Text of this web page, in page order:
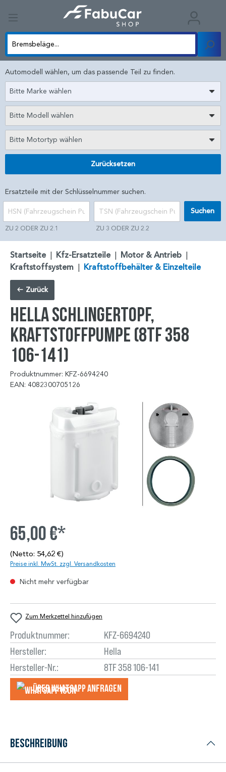
Automodell wählen, um das passende Teil zu finden.
Bitte Marke wählen
Bitte Modell wählen
Bitte Motortyp wählen
Zurücksetzen
Ersatzteile mit der Schlüsselnummer suchen.
ZU 2 ODER ZU 2.1 ZU 3 ODER ZU 2.2
Suchen
Startseite | Kfz-Ersatzteile | Motor & Antrieb |
Kraftstoffsystem | Kraftstoffbehälter & Einzelteile
Zurück
HELLA Schlingertopf,
Kraftstoffpumpe (8TF 358
106-141)
Produktnummer: KFZ-6694240
EAN: 4082300705126
65,00 €*
(Netto: 54,62 €)
Preise inkl. MwSt. zzgl. Versandkosten
Nicht mehr verfügbar
Zum Merkzettel hinzufügen
Produktnummer:
KFZ-6694240
Hersteller:
Hella
Hersteller-Nr.:
8TF 358 106-141
Über WhatsApp anfragеn
Beschreibung